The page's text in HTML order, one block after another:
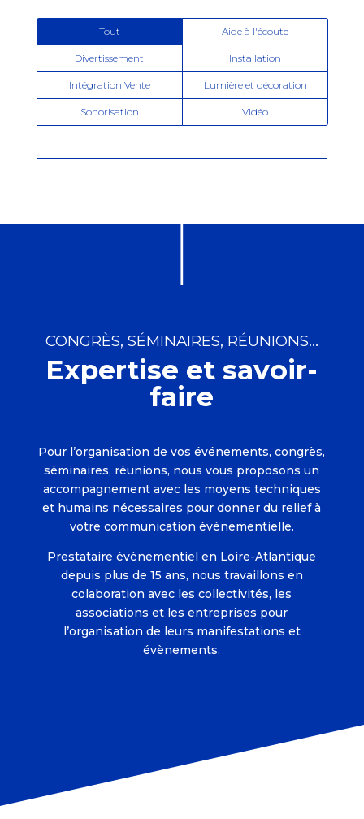
Tout Aide à l'écoute
Divertissement Installation
Intégration Vente Lumière et décoration
Sonorisation Vidéo
CONGRÈS, SÉMINAIRES, RÉUNIONS…
Expertise et savoir-
faire
Pour l’organisation de vos événements, congrès,
séminaires, réunions, nous vous proposons un
accompagnement avec les moyens techniques
et humains nécessaires pour donner du relief à
votre communication événementielle.
Prestataire évènementiel en Loire-Atlantique
depuis plus de 15 ans, nous travaillons en
colaboration avec les collectivités, les
associations et les entreprises pour
l’organisation de leurs manifestations et
évènements.